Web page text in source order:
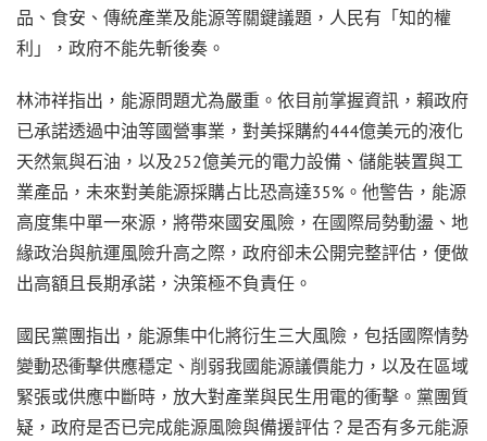
品、食安、傳統產業及能源等關鍵議題，人民有「知的權
利」，政府不能先斬後奏。
林沛祥指出，能源問題尤為嚴重。依目前掌握資訊，賴政府
已承諾透過中油等國營事業，對美採購約444億美元的液化
天然氣與石油，以及252億美元的電力設備、儲能裝置與工
業產品，未來對美能源採購占比恐高達35%。他警告，能源
高度集中單一來源，將帶來國安風險，在國際局勢動盪、地
緣政治與航運風險升高之際，政府卻未公開完整評估，便做
出高額且長期承諾，決策極不負責任。
國民黨團指出，能源集中化將衍生三大風險，包括國際情勢
變動恐衝擊供應穩定、削弱我國能源議價能力，以及在區域
緊張或供應中斷時，放大對產業與民生用電的衝擊。黨團質
疑，政府是否已完成能源風險與備援評估？是否有多元能源